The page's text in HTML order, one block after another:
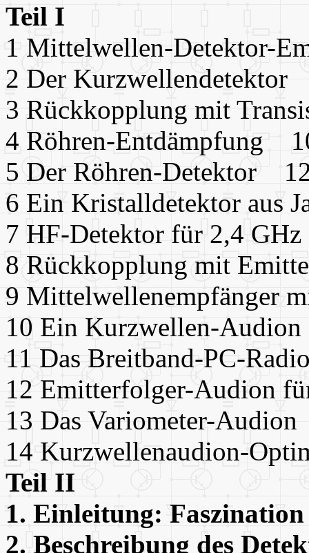
Teil I
1 Mittelwellen-Detektor-
2 Der
3 Rückkopplung mit
4 Röhren-Entdämpfung
5 Der Röhren-Detektor
6 Ein Kristalldetektor aus
7 HF-Detektor für 2,4
8 Rückkopplung mit
9 Mittelwellenempfänger
10 Ein Kurzwellen-
11 Das Breitband-PC-
12 Emitterfolger-Audion
13 Das Variometer-
14 Kurzwellenaudion-
Teil II
1. Einleitung:
2. Beschreibung des